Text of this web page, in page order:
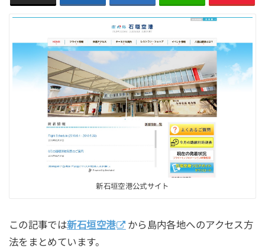
新石垣空港公式サイト
この記事では新石垣空港
から島内各地へのアクセス方
法をまとめています。